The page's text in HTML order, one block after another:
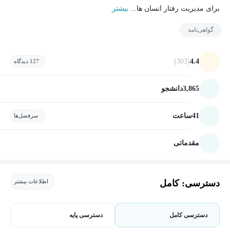
برای مدیریت رفتار انسان ها... بیشتر
گواهی‌نامه
4.4
(303) 127 دیدگاه
3,865دانشجو
41ساعت سرفصل‌ها
مقدماتی
دسترسی: کامل اطلاعات بیشتر
دسترسی کامل دسترسی پایه